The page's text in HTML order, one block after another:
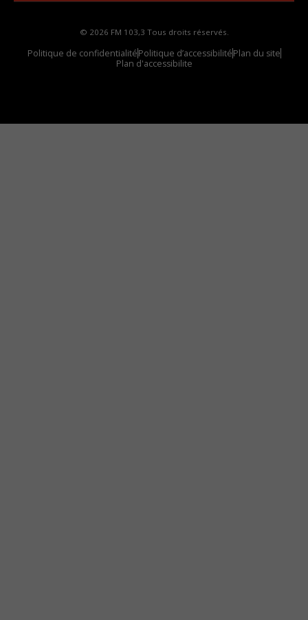
© 2026 FM 103,3 Tous droits réservés.
Politique de confidentialitéPolitique d’accessibilitéPlan du site
Plan d'accessibilite